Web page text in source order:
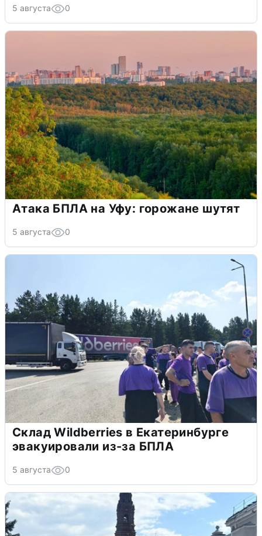
5 августа 0
Атака БПЛА на Уфу: горожане шутят
5 августа 0
Склад Wildberries в Екатеринбурге
эвакуировали из-за БПЛА
5 августа 0